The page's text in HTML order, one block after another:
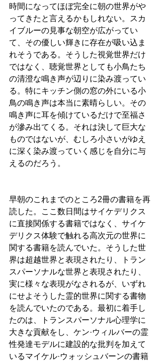
時間になってほぼ完全に朝の世界がや
ってきたと言えるかもしれない。スカ
イブルーの見事な朝空が広がってい
て、その優しい輝きに存在が吸い込ま
れそうである。そうした視覚世界だけ
ではなく、聴覚世界としても小鳥たち
の清澄な鳴き声が辺りに染み渡ってい
る。特にキッチン側の窓の外にいる小
鳥の鳴き声は本当に素晴らしい。その
鳴き声に耳を傾けているだけで至福さ
が滲み出てくる。それは決して巨大な
ものではないが、むしろ小さいがゆえ
に深く染み渡っていく感じを自分に与
えるのだろう。
早朝のこれまでのところ2冊の書籍を再
読した。ここ数日間はサイケデリクス
に直接関係する書籍ではなく、サイケ
デリクス体験で触れる高次元の世界に
関する書籍を読んでいた。そうした世
界は超越世界と表現されたり、トラン
スパーソナルな世界と表現されたり、
実に様々な表現がなされるが、いずれ
にせよそうした霊的世界に関する書物
を読んでいたのである。最初に着手し
たのは、トランスパーソナル心理学に
大きな貢献をし、ケン·ウィルバーの霊
性発達モデルに建設的な批判を加えて
いるマイケル·ウォッシュバーンの書籍